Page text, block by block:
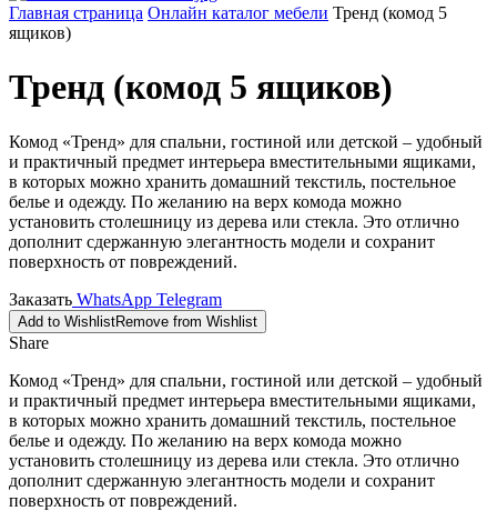
Главная страница Онлайн каталог мебели Тренд (комод 5
ящиков)
Тренд (комод 5 ящиков)
Комод «Тренд» для спальни, гостиной или детской – удобный
и практичный предмет интерьера вместительными ящиками,
в которых можно хранить домашний текстиль, постельное
белье и одежду. По желанию на верх комода можно
установить столешницу из дерева или стекла. Это отлично
дополнит сдержанную элегантность модели и сохранит
поверхность от повреждений.
Заказать WhatsApp Telegram
Add to WishlistRemove from Wishlist
Share
Комод «Тренд» для спальни, гостиной или детской – удобный
и практичный предмет интерьера вместительными ящиками,
в которых можно хранить домашний текстиль, постельное
белье и одежду. По желанию на верх комода можно
установить столешницу из дерева или стекла. Это отлично
дополнит сдержанную элегантность модели и сохранит
поверхность от повреждений.